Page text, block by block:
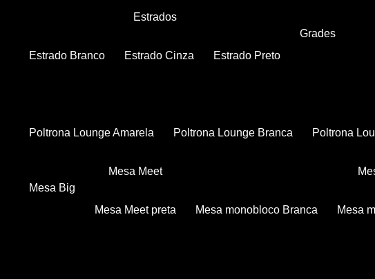
Estrados
Estrado Branco Estrado Cinza Estrado Preto
Grades
Poltrona Lounge Amarela Poltrona Lounge Branca Poltrona
Mesa Big
Mesa Meet
Mesa Meet preta Mesa monobloco Branca Mesa